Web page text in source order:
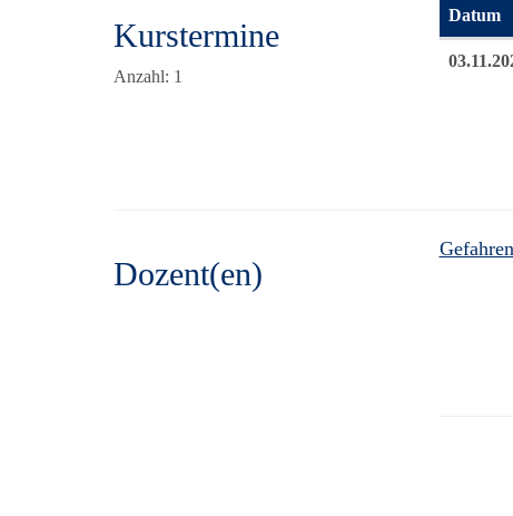
Kurstermine
Anzahl: 1
Datum
Dozent(en)